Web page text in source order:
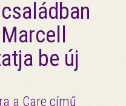
be új
a Care című